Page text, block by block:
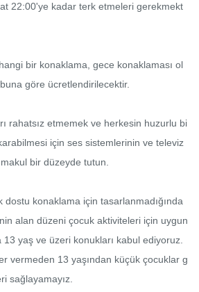
22:00'ye kadar terk etmeleri gerekmekt
bir konaklama, gece konaklaması ol
göre ücretlendirilecektir.
rahatsız etmemek ve herkesin huzurlu bi
için ses sistemlerinin ve televiz
bir düzeyde tutun.
dostu konaklama için tasarlanmadığında
alan düzeni çocuk aktiviteleri için uygun
13 yaş ve üzeri konukları kabul ediyoruz.
vermeden 13 yaşından küçük çocuklar g
sağlayamayız.